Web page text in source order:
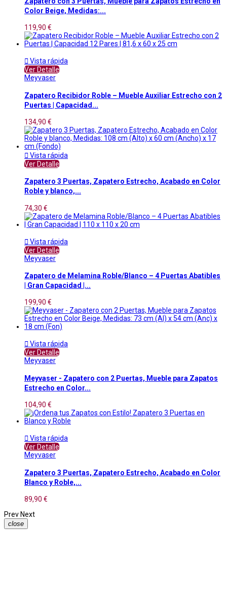
Color Beige, Medidas:...
119,90 €
 Vista rápida
Ver Detalle
Meyvaser
Zapatero Recibidor Roble – Mueble Auxiliar Estrecho con 2
Puertas | Capacidad...
134,90 €
 Vista rápida
Ver Detalle
Zapatero 3 Puertas, Zapatero Estrecho, Acabado en Color
Roble y blanco,...
74,30 €
 Vista rápida
Ver Detalle
Meyvaser
Zapatero de Melamina Roble/Blanco – 4 Puertas Abatibles
| Gran Capacidad |...
199,90 €
 Vista rápida
Ver Detalle
Meyvaser
Meyvaser - Zapatero con 2 Puertas, Mueble para Zapatos
Estrecho en Color...
104,90 €
 Vista rápida
Ver Detalle
Meyvaser
Zapatero 3 Puertas, Zapatero Estrecho, Acabado en Color
Blanco y Roble,...
89,90 €
Prev Next
close